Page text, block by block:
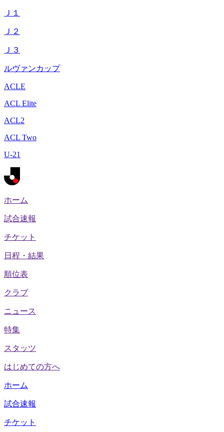
Ｊ１
Ｊ２
Ｊ３
ルヴァンカップ
ACLE
ACL Elite
ACL2
ACL Two
U-21
ホーム
試合速報
チケット
日程・結果
順位表
クラブ
ニュース
特集
スタッツ
はじめての方へ
ホーム
試合速報
チケット